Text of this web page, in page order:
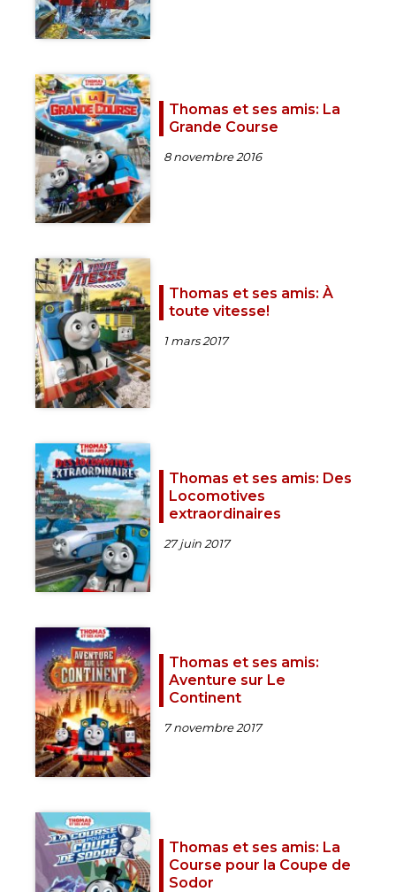
Thomas et ses amis: La
Grande Course
8 novembre 2016
Thomas et ses amis: À
toute vitesse!
1 mars 2017
Thomas et ses amis: Des
Locomotives
extraordinaires
27 juin 2017
Thomas et ses amis:
Aventure sur Le
Continent
7 novembre 2017
Thomas et ses amis: La
Course pour la Coupe de
Sodor